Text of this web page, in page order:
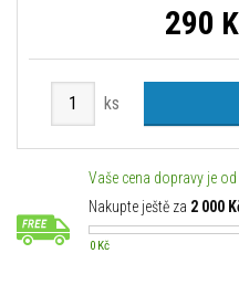
290
ks
Vaše cena dopravy je od
Nakupte ještě za 2 000
0 Kč